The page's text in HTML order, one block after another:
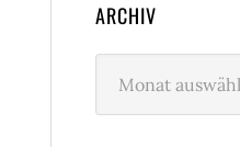
ARCHIV